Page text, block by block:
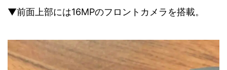
▼前面上部には16MPのフロントカメラを搭載。